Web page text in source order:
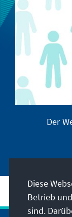
Der
Diese
Betrieb
sind.